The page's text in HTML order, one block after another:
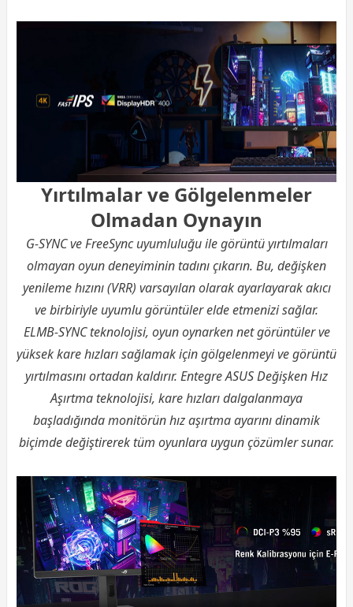
Yırtılmalar ve Gölgelenmeler
Olmadan Oynayın
G-SYNC ve FreeSync uyumluluğu ile görüntü yırtılmaları
olmayan oyun deneyiminin tadını çıkarın. Bu, değişken
yenileme hızını (VRR) varsayılan olarak ayarlayarak akıcı
ve birbiriyle uyumlu görüntüler elde etmenizi sağlar.
ELMB-SYNC teknolojisi, oyun oynarken net görüntüler ve
yüksek kare hızları sağlamak için gölgelenmeyi ve görüntü
yırtılmasını ortadan kaldırır. Entegre ASUS Değişken Hız
Aşırtma teknolojisi, kare hızları dalgalanmaya
başladığında monitörün hız aşırtma ayarını dinamik
biçimde değiştirerek tüm oyunlara uygun çözümler sunar.